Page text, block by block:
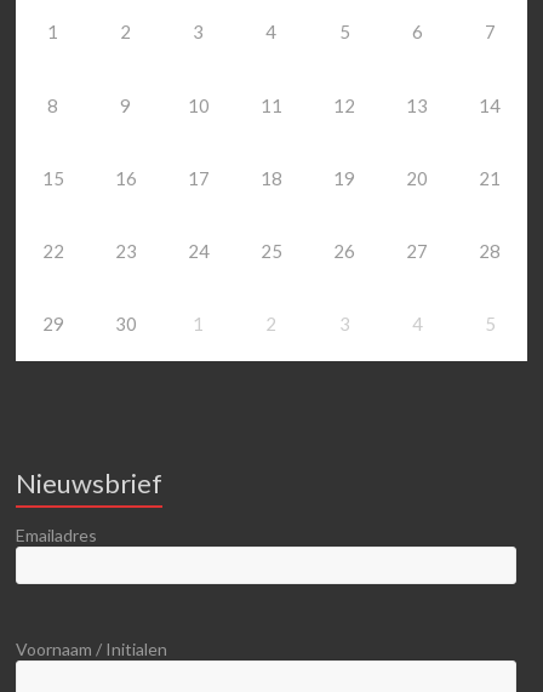
1 2 3 4 5 6 7
8 9 10 11 12 13 14
15 16 17 18 19 20 21
22 23 24 25 26 27 28
29 30 1 2 3 4 5
Nieuwsbrief
Emailadres
Voornaam / Initialen